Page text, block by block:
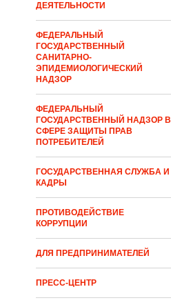
ДЕЯТЕЛЬНОСТИ
ФЕДЕРАЛЬНЫЙ
ГОСУДАРСТВЕННЫЙ
САНИТАРНО-
ЭПИДЕМИОЛОГИЧЕСКИЙ
НАДЗОР
ФЕДЕРАЛЬНЫЙ
ГОСУДАРСТВЕННЫЙ НАДЗОР В
СФЕРЕ ЗАЩИТЫ ПРАВ
ПОТРЕБИТЕЛЕЙ
ГОСУДАРСТВЕННАЯ СЛУЖБА И
КАДРЫ
ПРОТИВОДЕЙСТВИЕ
КОРРУПЦИИ
ДЛЯ ПРЕДПРИНИМАТЕЛЕЙ
ПРЕСС-ЦЕНТР